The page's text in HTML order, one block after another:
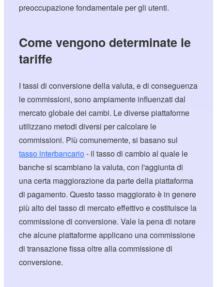
preoccupazione fondamentale per gli utenti.
Come vengono determinate le
tariffe
I tassi di conversione della valuta, e di conseguenza
le commissioni, sono ampiamente influenzati dal
mercato globale dei cambi. Le diverse piattaforme
utilizzano metodi diversi per calcolare le
commissioni. Più comunemente, si basano sul
tasso interbancario - il tasso di cambio al quale le
banche si scambiano la valuta, con l'aggiunta di
una certa maggiorazione da parte della piattaforma
di pagamento. Questo tasso maggiorato è in genere
più alto del tasso di mercato effettivo e costituisce la
commissione di conversione. Vale la pena di notare
che alcune piattaforme applicano una commissione
di transazione fissa oltre alla commissione di
conversione.